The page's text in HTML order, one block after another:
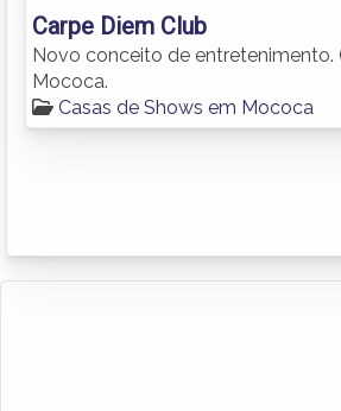
Carpe Diem Club
Novo conceito de entretenimento.
Mococa.
Casas de Shows em Mococa